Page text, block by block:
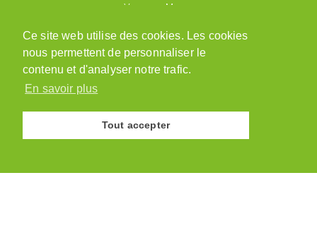
Ce site web utilise des cookies. Les cookies
nous permettent de personnaliser le
contenu et d'analyser notre trafic.
En savoir plus
Tout accepter
Vanessa Mayor
1543 Grandcour
079 218 48 69
admin@paysannesvaudoises.ch
© Association des Paysannes Vaudoises · 2026